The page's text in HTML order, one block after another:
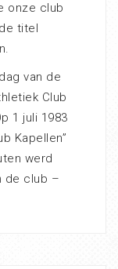
onze club
titel
van de
Club
1 juli 1983
Kapellen”
werd
de club –